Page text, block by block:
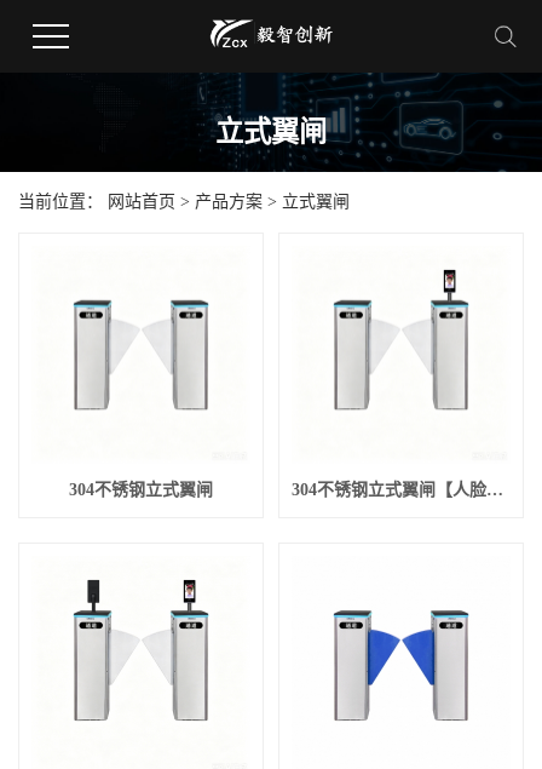
立式翼闸
当前位置： 网站首页 > 产品方案 > 立式翼闸
304不锈钢立式翼闸 304不锈钢立式翼闸【人脸识别进】